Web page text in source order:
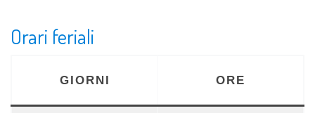
Orari feriali
GIORNI ORE